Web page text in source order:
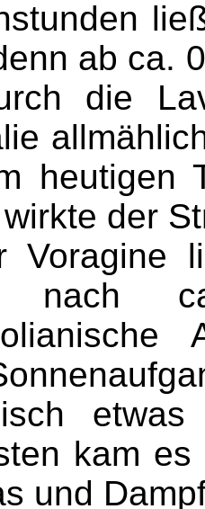
ab ca.
die
heutigen
der
Voragine
nach
kam
und